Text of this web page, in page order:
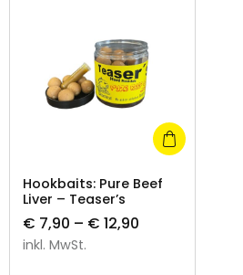
Hookbaits: Pure Beef
Liver – Teaser’s
€ 7,90 – € 12,90
inkl. MwSt.